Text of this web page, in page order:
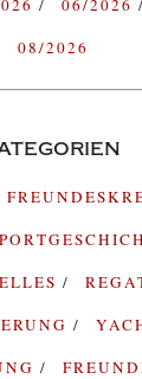
06/2026
08/2026